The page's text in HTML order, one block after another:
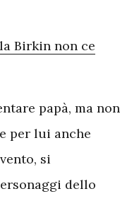
Birkin non ce
papà, ma non
per lui anche
si
dello